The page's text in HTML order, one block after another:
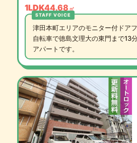
1LDK44.68 ㎡
津田本町エリアのモニター付ドアフ
自転車で徳島文理大の東門まで13
アパートです。